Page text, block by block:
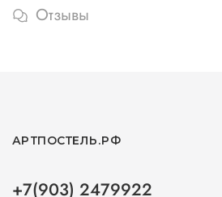
Отзывы
АРТПОСТЕЛЬ.РФ
+7(903) 2479922